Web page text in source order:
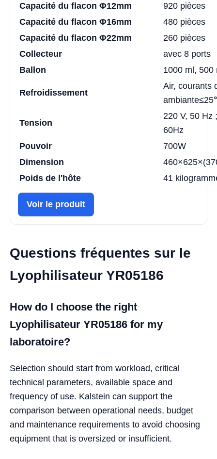
Capacité du flacon Φ12mm
920 pièces
Capacité du flacon Φ16mm
480 pièces
Capacité du flacon Φ22mm
260 pièces
Collecteur
avec 8 ports
Ballon
1000 ml, 500
Refroidissement
Air, courants
Tension
220 V, 50 Hz
60Hz
Pouvoir
700W
Dimension
Poids de l'hôte
41
Voir le produit
Questions fréquentes sur le
Lyophilisateur YR05186
How do I choose the right
Lyophilisateur YR05186 for my
laboratoire?
Selection should start from workload, critical
technical parameters, available space and
frequency of use. Kalstein can support the
comparison between operational needs, budget
and maintenance requirements to avoid choosing
equipment that is oversized or insufficient.